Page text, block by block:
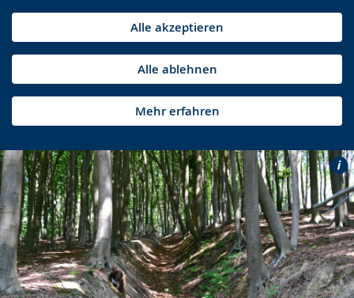
Alle akzeptieren
Alle ablehnen
Mehr erfahren